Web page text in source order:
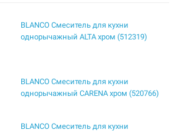
BLANCO Смеситель для кухни
однорычажный ALTA хром (512319)
BLANCO Смеситель для кухни
однорычажный CARENA хром (520766)
BLANCO Смеситель для кухни